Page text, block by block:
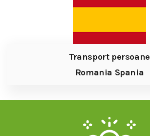
Transport persoane
Romania Spania